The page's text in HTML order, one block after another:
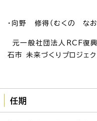
・向野 修得（むくの なお
元一般社団法人RCF復
石市 未来づくりプロジェク
任期